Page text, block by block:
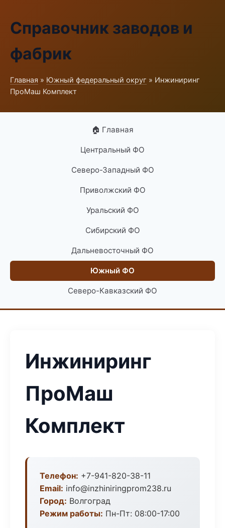
Справочник заводов и
фабрик
Главная » Южный федеральный округ » Инжиниринг
ПроМаш Комплект
🏠 Главная
Центральный ФО
Северо-Западный ФО
Приволжский ФО
Уральский ФО
Сибирский ФО
Дальневосточный ФО
Южный ФО
Северо-Кавказский ФО
Инжиниринг
ПроМаш
Комплект
Телефон: +7-941-820-38-11
Email: info@inzhiniringprom238.ru
Город: Волгоград
Режим работы: Пн-Пт: 08:00-17:00